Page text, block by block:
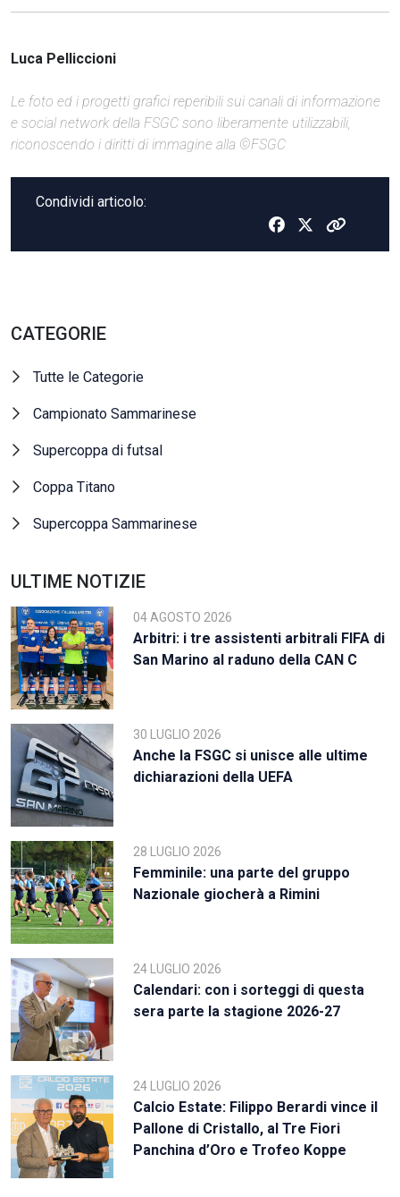
Luca Pelliccioni
Le foto ed i progetti grafici reperibili sui canali di informazione
e social network della FSGC sono liberamente utilizzabili,
riconoscendo i diritti di immagine alla ©FSGC
Condividi articolo:
CATEGORIE
Tutte le Categorie
Campionato Sammarinese
Supercoppa di futsal
Coppa Titano
Supercoppa Sammarinese
ULTIME NOTIZIE
04 AGOSTO 2026
Arbitri: i tre assistenti arbitrali FIFA di
San Marino al raduno della CAN C
30 LUGLIO 2026
Anche la FSGC si unisce alle ultime
dichiarazioni della UEFA
28 LUGLIO 2026
Femminile: una parte del gruppo
Nazionale giocherà a Rimini
24 LUGLIO 2026
Calendari: con i sorteggi di questa
sera parte la stagione 2026-27
24 LUGLIO 2026
Calcio Estate: Filippo Berardi vince il
Pallone di Cristallo, al Tre Fiori
Panchina d’Oro e Trofeo Koppe